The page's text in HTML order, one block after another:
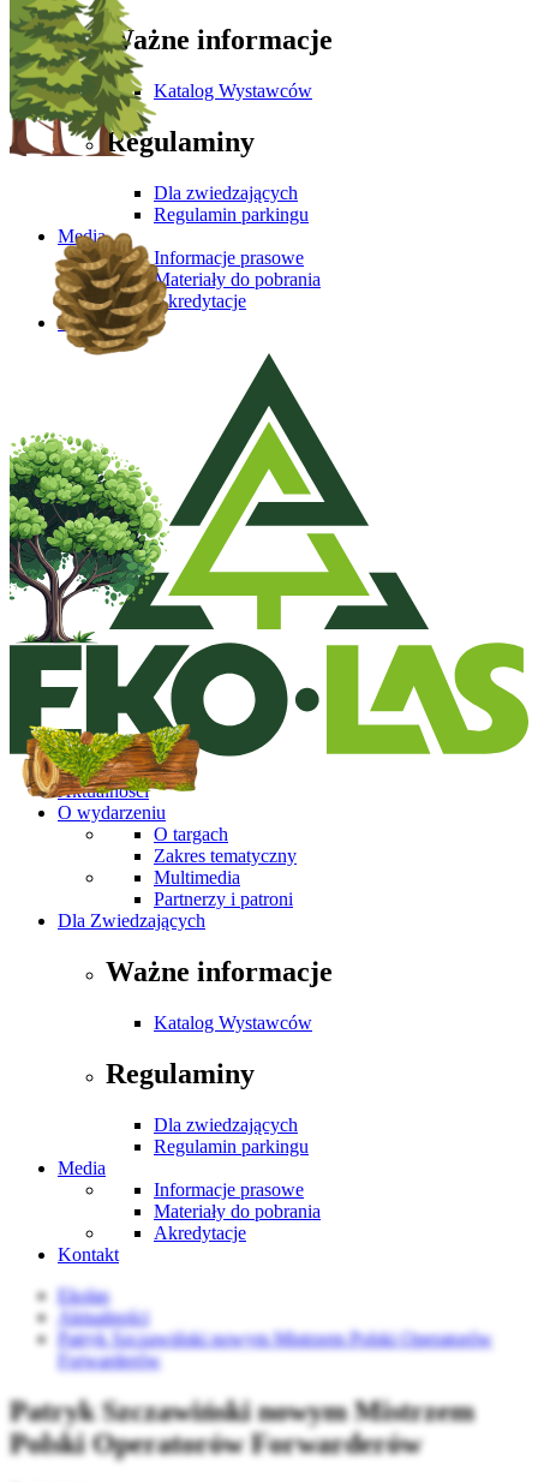
Ważne informacje
Katalog Wystawców
Regulaminy
Dla zwiedzających
Regulamin parkingu
Media
Informacje prasowe
Materiały do pobrania
Akredytacje
Kontakt
Aktualności
O wydarzeniu
O targach
Zakres tematyczny
Multimedia
Partnerzy i patroni
Dla Zwiedzających
Ważne informacje
Katalog Wystawców
Regulaminy
Dla zwiedzających
Regulamin parkingu
Media
Informacje prasowe
Materiały do pobrania
Akredytacje
Kontakt
Ekolas
Aktualności
Patryk Szczawiński nowym Mistrzem Polski Operatorów
Forwarderów
Patryk Szczawiński nowym Mistrzem
Polski Operatorów Forwarderów